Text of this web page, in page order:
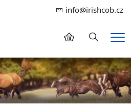
info@irishcob.cz
Hledání